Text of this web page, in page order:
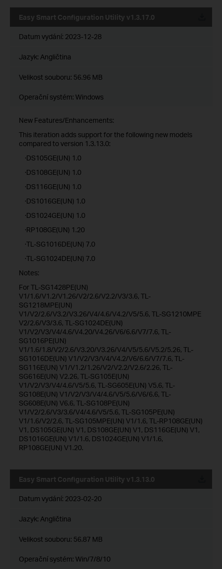
Easy Smart Configuration Utility v1.3.17.0
Datum vydání: 2023-12-28
Jazyk: Angličtina
Velikost souboru: 56.96 MB
Operační systém: Windows
New Features/Enhancements:
This iteration adds support for the following new models
compared to version 1.3.13.0:
·DS105GE(UN) 1.0
·DS108GE(UN) 1.0
·DS116GE(UN) 1.0
·DS1016GE(UN) 1.0
·DS1024GE(UN) 1.0
·RP108GE(UN) 1.20
·TL-SG1016DE(UN) 7.0
·TL-SG1024DE(UN) 7.0
Notes:
For TL-SG1428PE(UN)
V1/1.6/V1.2/V1.26/V2/2.6/V2.2/V3/3.6, TL-
SG1218MPE(UN)
V1/V2/2.6/V3.2/V3.26/V4/4.6/V4.2/V5/5.6, TL-SG1210MPE
V2/2.6/V3/3.6, TL-SG1024DE(UN)
V1/V2/V3/V4/4.6/V4.20/V4.26/V6/6.6/V7/7.6, TL-
SG1016PE(UN)
V1/1.6/1.8/V2/2.6/V3.20/V3.26/V4/V5/5.6/V5.2/5.26, TL-
SG1016DE(UN) V1/V2/V3/V4/V4.2/V6/6.6/V7/7.6, TL-
SG116E(UN) V1/V1.2/1.26/V2/V2.2/V2.6/2.26, TL-
SG616E(UN) V2.26, TL-SG105E(UN)
V1/V2/V3/V4/4.6/V5/5.6, TL-SG605E(UN) V5.6, TL-
SG108E(UN) V1/V2/V3/V4/4.6/V5/5.6/V6/6.6, TL-
SG608E(UN) V6.6, TL-SG108PE(UN)
V1/V2/2.6/V3/3.6/V4/4.6/V5/5.6, TL-SG105PE(UN)
V1/1.6/V2/2.6, TL-SG105MPE(UN) V1/1.6, TL-RP108GE(UN)
V1, DS105GE(UN) V1, DS108GE(UN) V1, DS116GE(UN) V1,
DS1016GE(UN) V1/1.6, DS1024GE(UN) V1/1.6,
RP108GE(UN) V1.20.
Easy Smart Configuration Utility v1.3.13.0
Datum vydání: 2023-02-20
Jazyk: Angličtina
Velikost souboru: 56.87 MB
Operační systém: Win/7/8/10